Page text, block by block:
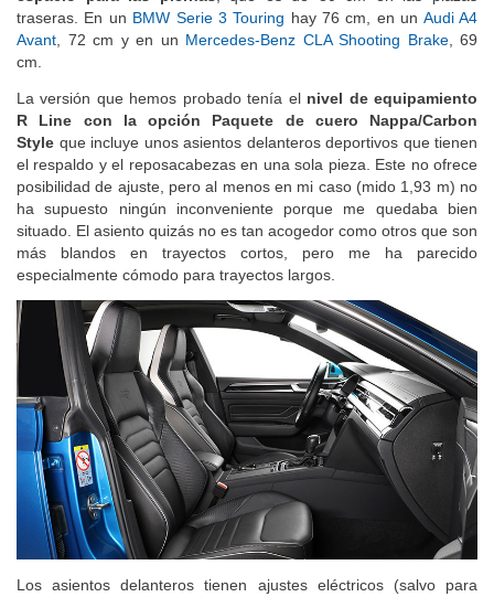
traseras. En un BMW Serie 3 Touring hay 76 cm, en un Audi A4
Avant, 72 cm y en un Mercedes-Benz CLA Shooting Brake, 69
cm.
La versión que hemos probado tenía el nivel de equipamiento
R Line con la opción Paquete de cuero Nappa/Carbon
Style que incluye unos asientos delanteros deportivos que tienen
el respaldo y el reposacabezas en una sola pieza. Este no ofrece
posibilidad de ajuste, pero al menos en mi caso (mido 1,93 m) no
ha supuesto ningún inconveniente porque me quedaba bien
situado. El asiento quizás no es tan acogedor como otros que son
más blandos en trayectos cortos, pero me ha parecido
especialmente cómodo para trayectos largos.
Los asientos delanteros tienen ajustes eléctricos (salvo para